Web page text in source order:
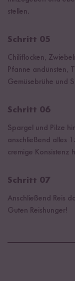
stellen.
Schritt 05
Chiliflocken,
Pfanne andünsten,
Gemüsebrühe und
Schritt 06
Spargel und Pilze
anschließend alles
cremige Konsistenz
Schritt 07
Anschließend Reis
Guten Reishunger!